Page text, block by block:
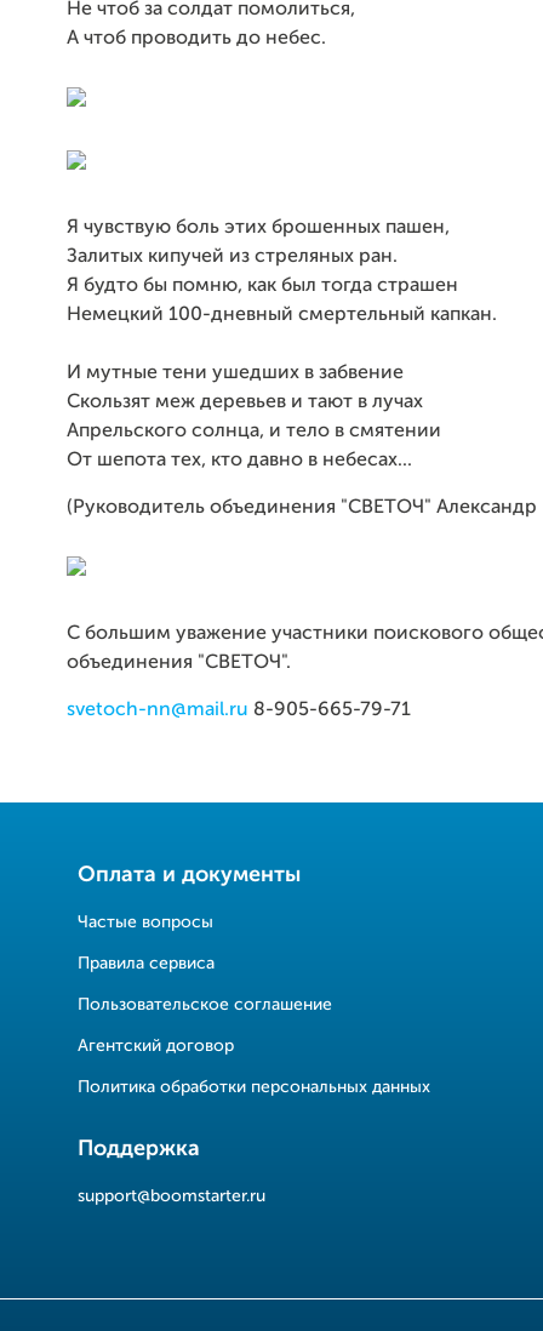
Не чтоб за солдат помолиться,
А чтоб проводить до небес.
Я чувствую боль этих брошенных пашен,
Залитых кипучей из стреляных ран.
Я будто бы помню, как был тогда страшен
Немецкий 100-дневный смертельный капкан.
И мутные тени ушедших в забвение
Скользят меж деревьев и тают в лучах
Апрельского солнца, и тело в смятении
От шепота тех, кто давно в небесах...
(Руководитель объединения "СВЕТОЧ"
С большим уважение участники поискового
объединения "СВЕТОЧ".
svetoch-nn@mail.ru 8-905-665-79-71
Оплата и документы
Частые вопросы
Правила сервиса
Пользовательское соглашение
Агентский договор
Политика обработки персональных данных
Поддержка
support@boomstarter.ru